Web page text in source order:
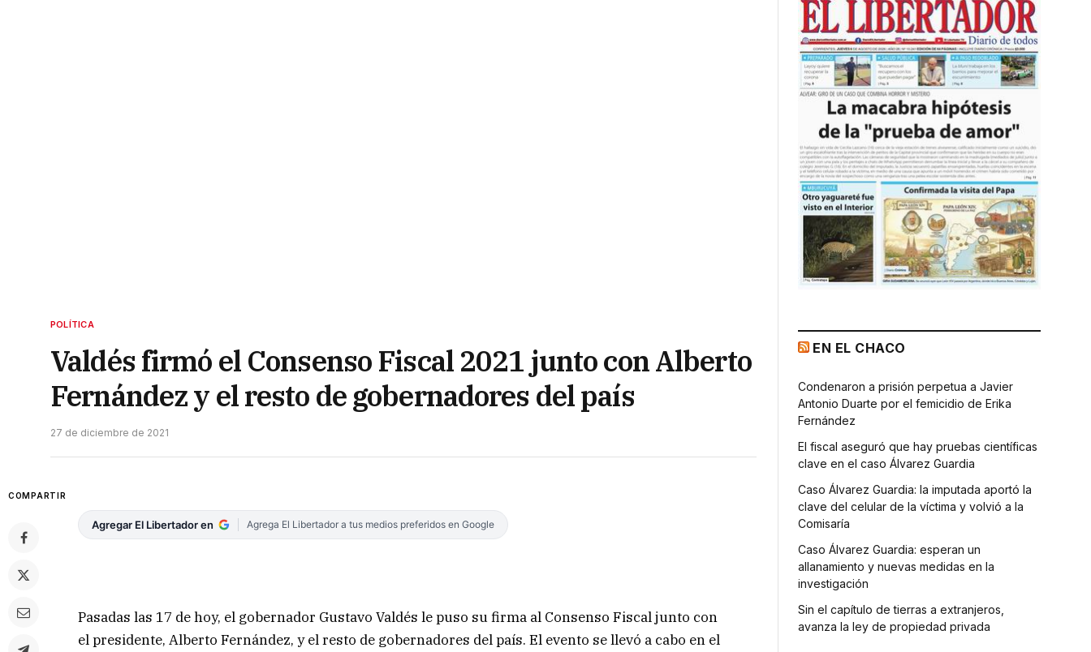
POLÍTICA
Valdés firmó el Consenso Fiscal 2021 junto con Alberto
Fernández y el resto de gobernadores del país
27 de diciembre de 2021
COMPARTIR
Agregar El Libertador en Agrega El Libertador a tus medios preferidos en Google
Pasadas las 17 de hoy, el gobernador Gustavo Valdés le puso su firma al Consenso Fiscal junto con
el presidente, Alberto Fernández, y el resto de gobernadores del país. El evento se llevó a cabo en el
EN EL CHACO
Condenaron a prisión perpetua a Javier
Antonio Duarte por el femicidio de Erika
Fernández
El fiscal aseguró que hay pruebas científicas
clave en el caso Álvarez Guardia
Caso Álvarez Guardia: la imputada aportó la
clave del celular de la víctima y volvió a la
Comisaría
Caso Álvarez Guardia: esperan un
allanamiento y nuevas medidas en la
investigación
Sin el capítulo de tierras a extranjeros,
avanza la ley de propiedad privada